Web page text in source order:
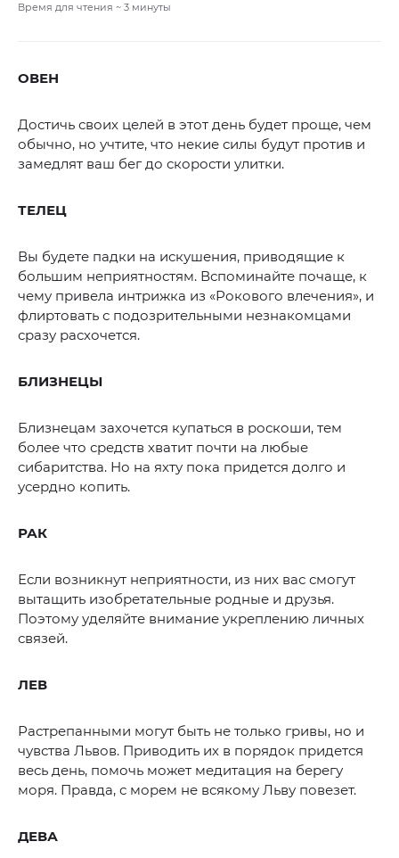
Время для чтения ~ 3 минуты
ОВЕН
Достичь своих целей в этот день будет проще, чем
обычно, но учтите, что некие силы будут против и
замедлят ваш бег до скорости улитки.
ТЕЛЕЦ
Вы будете падки на искушения, приводящие к
большим неприятностям. Вспоминайте почаще, к
чему привела интрижка из «Рокового влечения», и
флиртовать с подозрительными незнакомцами
сразу расхочется.
БЛИЗНЕЦЫ
Близнецам захочется купаться в роскоши, тем
более что средств хватит почти на любые
сибаритства. Но на яхту пока придется долго и
усердно копить.
РАК
Если возникнут неприятности, из них вас смогут
вытащить изобретательные родные и друзья.
Поэтому уделяйте внимание укреплению личных
связей.
ЛЕВ
Растрепанными могут быть не только гривы, но и
чувства Львов. Приводить их в порядок придется
весь день, помочь может медитация на берегу
моря. Правда, с морем не всякому Льву повезет.
ДЕВА